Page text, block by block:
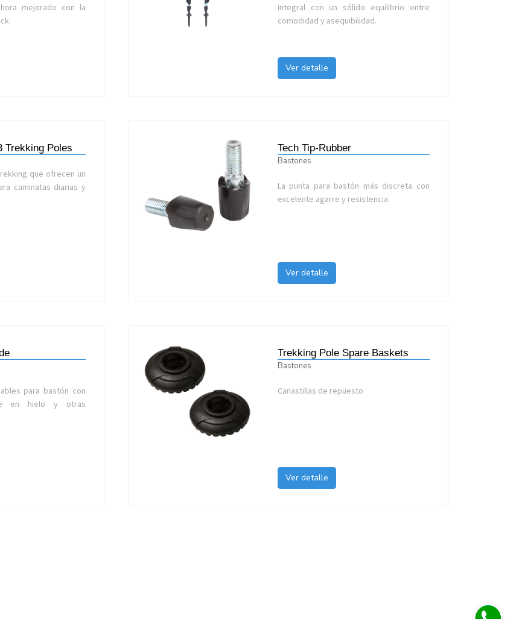
mejorado con la
integral con un sólido equilibrio entre
comodidad y asequibilidad.
Ver detalle
Trekking Poles
que ofrecen un
caminatas diarias y
Tech Tip-Rubber
Bastones
La punta para bastón más discreta con
excelente agarre y resistencia.
Ver detalle
para bastón con
en hielo y otras
Trekking Pole Spare Baskets
Bastones
Canastillas de repuesto
Ver detalle